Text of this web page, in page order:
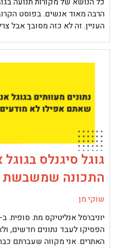
הרבה מאוד אנשים. בפוסט
העניין. זה לא כזה מסובך אבל
התכונה
שוקי מן
הפסיקו לעבד נתונים חדשים,
האתרים. אני מקווה שעברתם